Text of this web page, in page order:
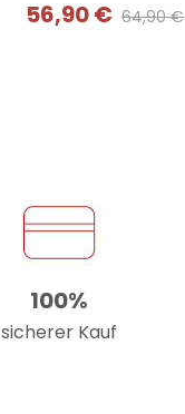
56,90 € 64,90 €
100%
sicherer Kauf